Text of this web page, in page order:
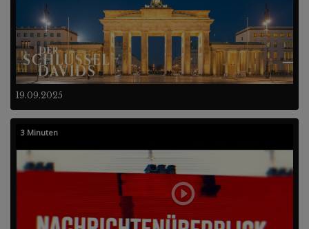
19.09.2025
3 Minuten